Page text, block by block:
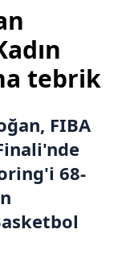
tebrik
FIBA
68-